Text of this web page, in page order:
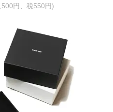
円、税550円)